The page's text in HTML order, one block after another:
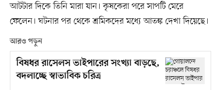
আটটার দিকে তিনি মারা যান। কৃষকেরা পরে সাপটি মেরে
ফেলেন। ঘটনার পর থেকে শ্রমিকদের মধ্যে আতঙ্ক দেখা দিয়েছে।
আরও পড়ুন
বিষধর রাসেলস ভাইপারের সংখ্যা বাড়ছে,
বদলাচ্ছে স্বাভাবিক চরিত্র